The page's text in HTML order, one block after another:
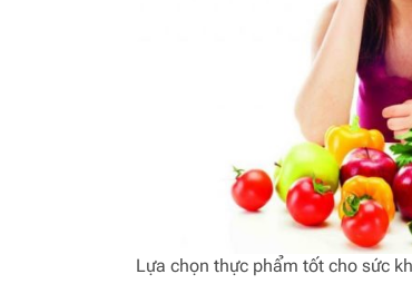
Lựa chọn thực phẩm tốt cho sức